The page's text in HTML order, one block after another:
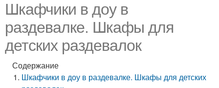
Шкафчики в доу в
раздевалке. Шкафы для
детских раздевалок
Содержание
Шкафчики в доу в раздевалке. Шкафы для детских